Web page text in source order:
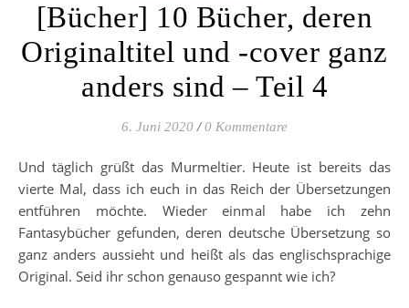
[Bücher] 10 Bücher, deren
Originaltitel und -cover ganz
anders sind – Teil 4
6. Juni 2020 / 0 Kommentare
Und täglich grüßt das Murmeltier. Heute ist bereits das
vierte Mal, dass ich euch in das Reich der Übersetzungen
entführen möchte. Wieder einmal habe ich zehn
Fantasybücher gefunden, deren deutsche Übersetzung so
ganz anders aussieht und heißt als das englischsprachige
Original. Seid ihr schon genauso gespannt wie ich?